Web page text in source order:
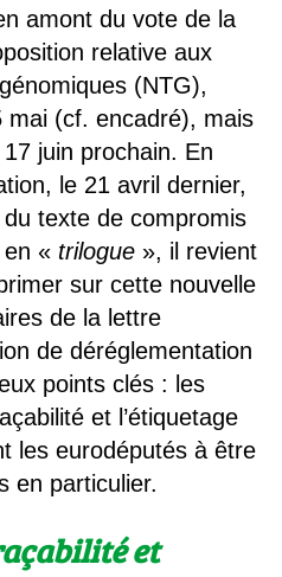
amont du vote de la
relative aux
(NTG),
mai (cf. encadré), mais
juin prochain. En
le 21 avril dernier,
du texte de compromis
« trilogue», il revient
sur cette nouvelle
de la lettre
de déréglementation
points clés : les
et l’étiquetage
les eurodéputés à être
en particulier.
et